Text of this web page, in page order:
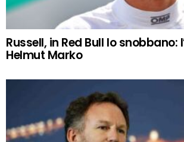
Russell, in Red Bull lo snobbano:
Helmut Marko